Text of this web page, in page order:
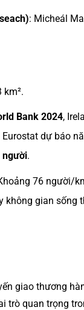
: Micheál
km².
Bank 2024,
Eurostat dự báo
người.
76 người/
không gian sống
giao thương
trò quan trọng